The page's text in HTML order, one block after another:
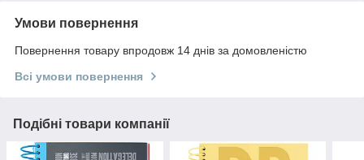
Умови повернення
Повернення товару впродовж 14 днів за домовленістю
Всі умови повернення
Подібні товари компанії